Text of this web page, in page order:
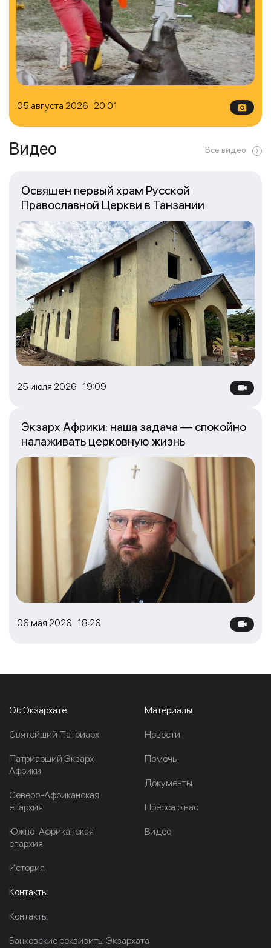
05 августа 2026 20:01
Видео Все видео
25 июля 2026 19:09
Освящен первый храм Русской
Православной Церкви в Танзании
06 мая 2026 18:26
Экзарх Африки: наша задача — спокойно
налаживать церковную жизнь
Об Экзархате
Cвятейший Патриарх
Патриарший Экзарх
Африки
Северо-Африканская
епархия
Южно-Африканская
епархия
История
Материалы
Новости
Помочь
Документы
Пресса о нас
Видео
Контакты
Контакты
Банковские реквизиты Экзархата